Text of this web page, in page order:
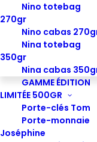
Nino totebag
270gr
Nino cabas
Nina totebag
350gr
Nina cabas
GAMME ÉDITION
LIMITÉE 500GR
Porte-clés Tom
Porte-monnaie
Joséphine